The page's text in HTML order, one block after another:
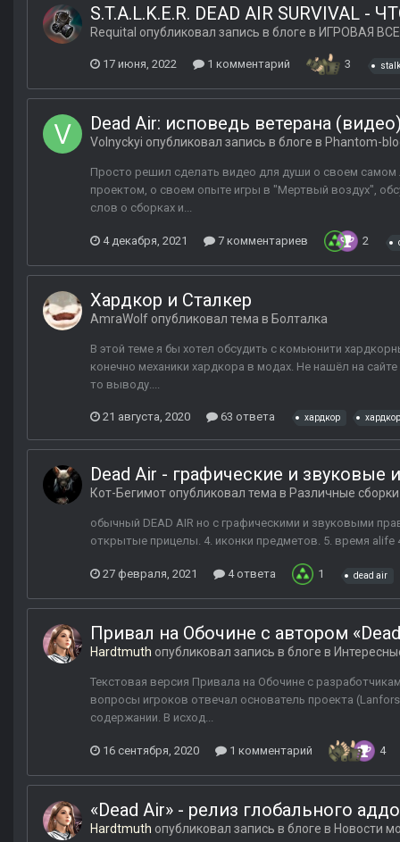
S.T.A.L.K.E.R. DEAD AIR SURVIVAL
Requital опубликовал запись в блоге в ИГРОВАЯ
17 июня, 2022 1 комментарий 3
Dead Air: исповедь ветерана
Volnyckyi опубликовал запись в блоге в Phantom-
Просто решил сделать видео для души о своем самом
проектом, о своем опыте игры в "Мертвый воздух",
слов о сборках и...
4 декабря, 2021 7 комментариев 2
Хардкор и Сталкер
AmraWolf опубликовал тема в Болталка
В этой теме я бы хотел обсудить с комьюнити
конечно механики хардкора в модах. Не нашёл на
то выводу....
21 августа, 2020 63 ответа хардкор
Dead Air - графические и звуковые
Кот-Бегимот опубликовал тема в Различные сборки
обычный DEAD AIR но с графическими и звуковыми
открытые прицелы. 4. иконки предметов. 5. время alife
27 февраля, 2021 4 ответа 1 dead air
Привал на Обочине с автором
Hardtmuth опубликовал запись в блоге в
Текстовая версия Привала на Обочине с
вопросы игроков отвечал основатель проекта
содержании. В исход...
16 сентября, 2020 1 комментарий 4
«Dead Air» - релиз глобального
Hardtmuth опубликовал запись в блоге в Новости